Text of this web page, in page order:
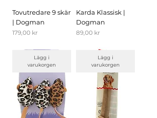
Tovutredare 9 skär
| Dogman
Pris
179,00 kr
Karda Klassisk |
Dogman
Pris
89,00 kr
Lägg i
varukorgen
Lägg i
varukorgen